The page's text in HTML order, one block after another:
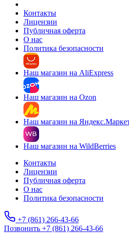
Контакты
Лицензии
Публичная оферта
О нас
Политика безопасности
Наш магазин на AliExpress
Наш магазин на Ozon
Наш магазин на
Наш магазин на WildBerries
Контакты
Лицензии
Публичная оферта
О нас
Политика безопасности
+7 (861) 266-43-66
Позвонить +7 (861) 266-43-66